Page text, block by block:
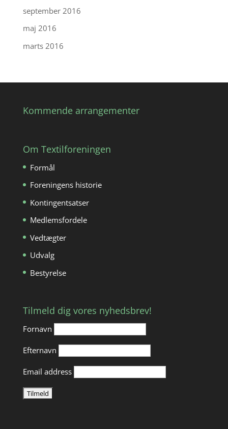
september 2016
maj 2016
marts 2016
Kommende arrangementer
Om Textilforeningen
Formål
Foreningens historie
Kontingentsatser
Medlemsfordele
Vedtægter
Udvalg
Bestyrelse
Tilmeld dig vores nyhedsbrev!
Fornavn
Efternavn
Email address